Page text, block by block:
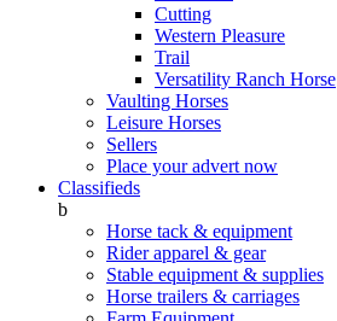
Cutting
Western Pleasure
Trail
Versatility Ranch Horse
Vaulting Horses
Leisure Horses
Sellers
Place your advert now
Classifieds
b
Horse tack & equipment
Rider apparel & gear
Stable equipment & supplies
Horse trailers & carriages